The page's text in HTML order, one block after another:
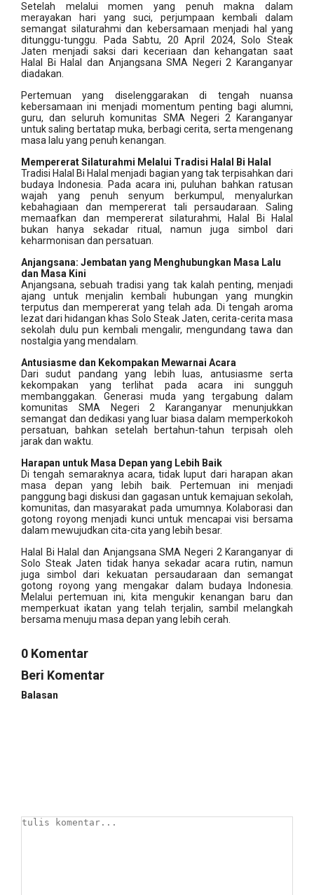
Setelah melalui momen yang penuh makna dalam
merayakan hari yang suci, perjumpaan kembali dalam
semangat silaturahmi dan kebersamaan menjadi hal yang
ditunggu-tunggu. Pada Sabtu, 20 April 2024, Solo Steak
Jaten menjadi saksi dari keceriaan dan kehangatan saat
Halal Bi Halal dan Anjangsana SMA Negeri 2 Karanganyar
diadakan.
Pertemuan yang diselenggarakan di tengah nuansa
kebersamaan ini menjadi momentum penting bagi alumni,
guru, dan seluruh komunitas SMA Negeri 2 Karanganyar
untuk saling bertatap muka, berbagi cerita, serta mengenang
masa lalu yang penuh kenangan.
Mempererat Silaturahmi Melalui Tradisi Halal Bi Halal
Tradisi Halal Bi Halal menjadi bagian yang tak terpisahkan dari
budaya Indonesia. Pada acara ini, puluhan bahkan ratusan
wajah yang penuh senyum berkumpul, menyalurkan
kebahagiaan dan mempererat tali persaudaraan. Saling
memaafkan dan mempererat silaturahmi, Halal Bi Halal
bukan hanya sekadar ritual, namun juga simbol dari
keharmonisan dan persatuan.
Anjangsana: Jembatan yang Menghubungkan Masa Lalu
dan Masa Kini
Anjangsana, sebuah tradisi yang tak kalah penting, menjadi
ajang untuk menjalin kembali hubungan yang mungkin
terputus dan mempererat yang telah ada. Di tengah aroma
lezat dari hidangan khas Solo Steak Jaten, cerita-cerita masa
sekolah dulu pun kembali mengalir, mengundang tawa dan
nostalgia yang mendalam.
Antusiasme dan Kekompakan Mewarnai Acara
Dari sudut pandang yang lebih luas, antusiasme serta
kekompakan yang terlihat pada acara ini sungguh
membanggakan. Generasi muda yang tergabung dalam
komunitas SMA Negeri 2 Karanganyar menunjukkan
semangat dan dedikasi yang luar biasa dalam memperkokoh
persatuan, bahkan setelah bertahun-tahun terpisah oleh
jarak dan waktu.
Harapan untuk Masa Depan yang Lebih Baik
Di tengah semaraknya acara, tidak luput dari harapan akan
masa depan yang lebih baik. Pertemuan ini menjadi
panggung bagi diskusi dan gagasan untuk kemajuan sekolah,
komunitas, dan masyarakat pada umumnya. Kolaborasi dan
gotong royong menjadi kunci untuk mencapai visi bersama
dalam mewujudkan cita-cita yang lebih besar.
Halal Bi Halal dan Anjangsana SMA Negeri 2 Karanganyar di
Solo Steak Jaten tidak hanya sekadar acara rutin, namun
juga simbol dari kekuatan persaudaraan dan semangat
gotong royong yang mengakar dalam budaya Indonesia.
Melalui pertemuan ini, kita mengukir kenangan baru dan
memperkuat ikatan yang telah terjalin, sambil melangkah
bersama menuju masa depan yang lebih cerah.
0 Komentar
Beri Komentar
Balasan